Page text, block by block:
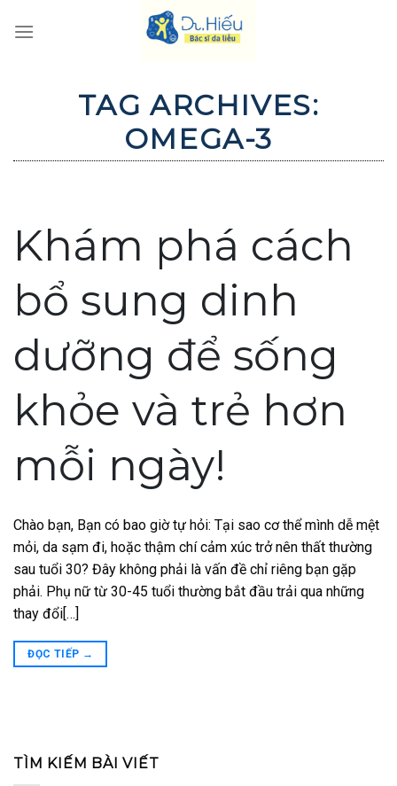
TAG ARCHIVES:
OMEGA-3
Khám phá cách
bổ sung dinh
dưỡng để sống
khỏe và trẻ hơn
mỗi ngày!
Chào bạn, Bạn có bao giờ tự hỏi: Tại sao cơ thể mình dễ mệt
mỏi, da sạm đi, hoặc thậm chí cảm xúc trở nên thất thường
sau tuổi 30? Đây không phải là vấn đề chỉ riêng bạn gặp
phải. Phụ nữ từ 30-45 tuổi thường bắt đầu trải qua những
thay đổi[…]
ĐỌC TIẾP →
TÌM KIẾM BÀI VIẾT